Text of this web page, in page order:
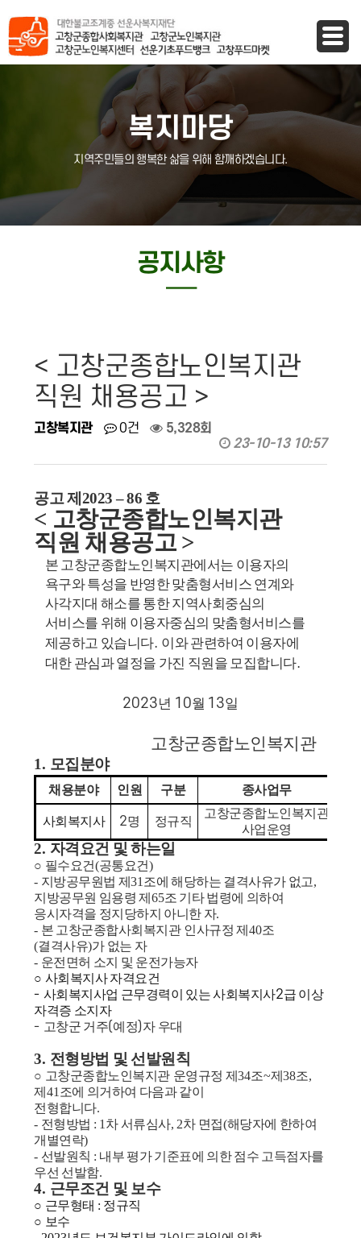
복지마당
지역주민들의 행복한 삶을 위해 함깨하겠습니다.
공지사항
─
< 고창군종합노인복지관
직원 채용공고 >
고창복지관 0건
5,328회
23-10-13 10:57
공고 제 2023–86 호
< 고창군종합노인복지관
직원 채용공고 >
본 고창군종합노인복지관에서는 이용자의
욕구와 특성을 반영한 맞춤형서비스 연계와
사각지대 해소를 통한 지역사회중심의
서비스를 위해 이용자중심의 맞춤형서비스를
제공하고 있습니다. 이와 관련하여 이용자에
대한 관심과 열정을 가진 직원을 모집합니다.
2023년 10월 13일
고창군종합노인복지관
1. 모집분야
채용분야 인원 구분 종사업무
사회복지사 2명 정규직
고창군종합노인복지관
사업운영
2. 자격요건 및 하는일
○ 필수요건(공통요건)
- 지방공무원법 제31 조에 해당하는 결격사유가 없고,
지방공무원 임용령 제 65조 기타 법령에 의하여
응시자격을 정지당하지 아니한 자.
- 본 고창군종합사회복지관 인사규정 제 40조
(결격사유)가 없는 자
- 운전면허 소지 및 운전가능자
○ 사회복지사 자격요건
- 사회복지사업 근무경력이 있는 사회복지사2급 이상
자격증 소지자
- 고창군 거주(예정)자 우대
3. 전형방법 및 선발원칙
○ 고창군종합노인복지관 운영규정 제34조~제38조,
제 41 조에 의거하여 다음과 같이
전형합니다.
- 전형방법 : 1 차 서류심사, 2차 면접(해당자에 한하여
개별연락)
- 선발원칙 : 내부 평가 기준표에 의한 점수 고득점자를
우선 선발함.
4. 근무조건 및 보수
○ 근무형태 : 정규직
○ 보수